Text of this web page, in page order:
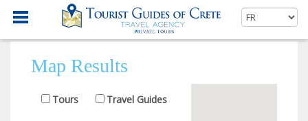
Map Results
Tours Travel Guides